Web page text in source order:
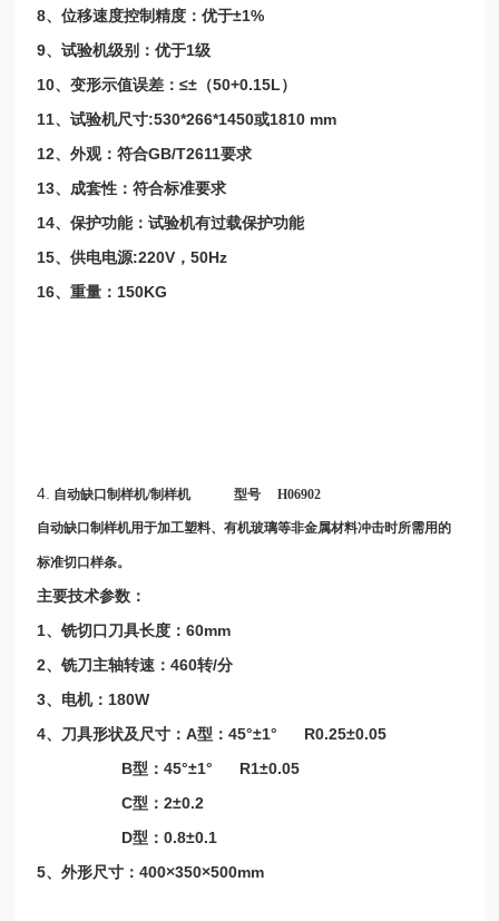
8、位移速度控制精度：优于±1%
9、试验机级别：优于1级
10、变形示值误差：≤± （50+0.15L ）
11、试验机尺寸:530*266*1450或1810 mm
12、外观：符合GB/T2611要求
13、成套性：符合标准要求
14、保护功能：试验机有过载保护功能
15、供电电源:220V ，50Hz
16、重量： 150KG
4. 自动缺口制样机/制样机型号H06902
自动缺口制样机用于加工塑料、有机玻璃等非金属材料冲击时所需用的
标准切口样条。
主要技术参数 ：
1、铣切口刀具长度：60mm
2、铣刀主轴转速：460转/分
3、电机： 180W
4、刀具形状及尺寸：A型：45°±1° R0.25±0.05
B型：45°±1° R1±0.05
C型：2±0.2
D型：0.8±0.1
5、外形尺寸：400×350×500mm